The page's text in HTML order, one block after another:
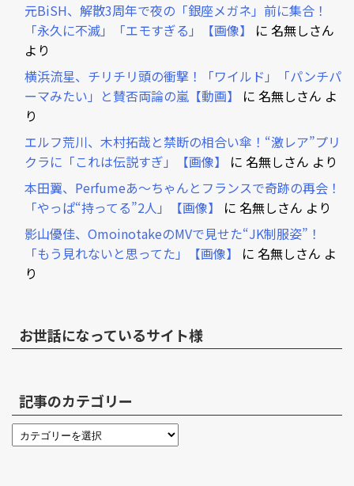
元BiSH、解散3周年で夜の「銀座メガネ」前に集合！
「永久に不滅」「エモすぎる」【画像】
に 名無しさん
より
横浜流星、チリチリ頭の衝撃！「ワイルド」「パンチパ
ーマみたい」と賛否両論の嵐【動画】
に 名無しさん よ
り
エルフ荒川、木村拓哉と禁断の相合い傘！“激レア”プリ
クラに「これは伝説すぎ」【画像】
に 名無しさん より
本田翼、Perfumeあ～ちゃんとフランスで奇跡の再会！
「やっぱ“持ってる”2人」【画像】
に 名無しさん より
影山優佳、OmoinotakeのMVで見せた“JK制服姿”！
「もう見れないと思ってた」【画像】
に 名無しさん よ
り
お世話になっているサイト様
記事のカテゴリー